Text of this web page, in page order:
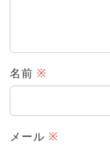
名前 ※
メール ※